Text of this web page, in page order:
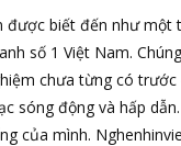
được biết đến như một
số 1 Việt Nam.
chưa từng có trước
sóng động và hấp
của mình.